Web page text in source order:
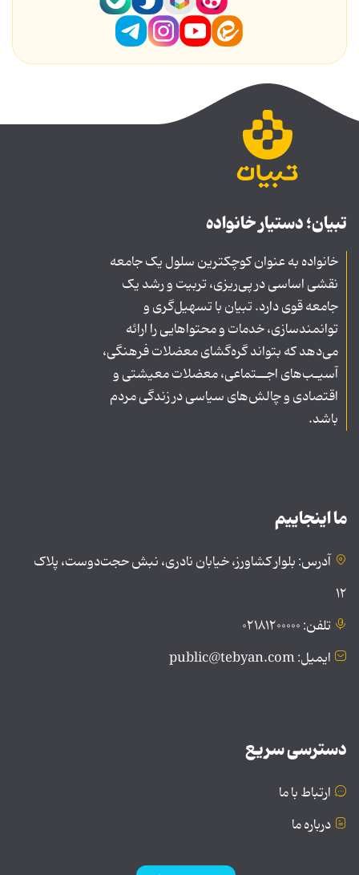
تبیان؛ دستیار خانواده
خانواده به عنوان کوچکترین سلول یک جامعه
نقشی اساسی در پی‌ریزی، تربیت و رشد یک
جامعه قوی دارد. تبیان با تسهیل‌گری و
توانمندسازی، خدمات و محتواهایی را ارائه
می‌دهد که بتواند گره‌گشای معضلات فرهنگی،
آسیـب‌های اجــتماعی، معضلات معیشتی و
اقتصادی و چالش‌های سیاسی در زندگی مردم
باشد.
ما اینجاییم
آدرس: بلوار کشاورز، خیابان نادری، نبش حجت‌دوست، پلاک
۱۲
تلفن: ۰۲۱۸۱۲۰۰۰۰۰
ایمیل: public@tebyan.com
دسترسی سریع
ارتباط با ما
درباره ما